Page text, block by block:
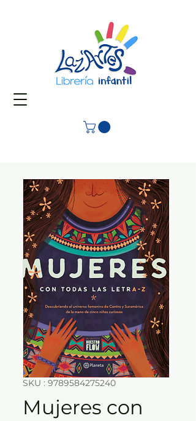
SKU : 9789584275240
Mujeres con